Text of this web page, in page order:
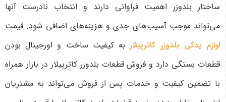
ساختار بلدوزر اهمیت فراوانی دارند و انتخاب نادرست آنها
می‌تواند موجب آسیب‌های جدی و هزینه‌های اضافی شود. قیمت
لوازم یدکی بلدوزر کاترپیلاربه کیفیت ساخت و اورجینال بودن
قطعات بستگی دارد و فروش قطعات بلدوزر کاترپیلار در بازار همراه
با تضمین کیفیت و خدمات پس از فروش می‌تواند به مشتریان